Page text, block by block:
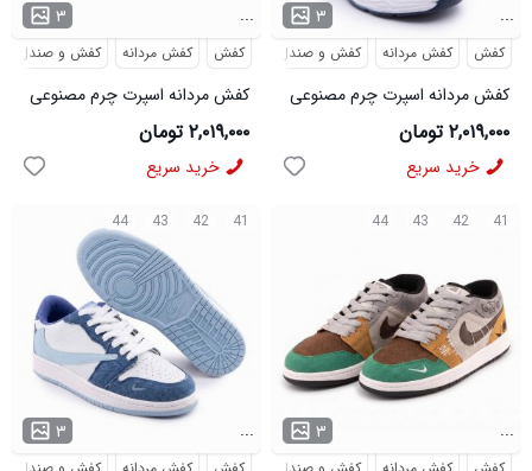
۳ ...
کفش کفش مردانه کفش و صندل
کفش مردانه اسپرت چرم مصنوعی
قهوه ای Nike مدل 50724
۲,۰۱۹,۰۰۰ تومان
خرید سریع
۳ ...
کفش کفش مردانه کفش و صندل
کفش مردانه اسپرت چرم مصنوعی
سرمه ای Nike مدل 50725
۲,۰۱۹,۰۰۰ تومان
خرید سریع
41
42
43
44
۳ ...
41
42
43
44
۳ ...